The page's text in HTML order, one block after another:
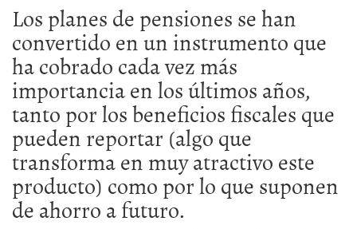
Los planes de pensiones se han
convertido en un instrumento que
ha cobrado cada vez más
importancia en los últimos años,
tanto por los beneficios fiscales que
pueden reportar (algo que
transforma en muy atractivo este
producto) como por lo que suponen
de ahorro a futuro.